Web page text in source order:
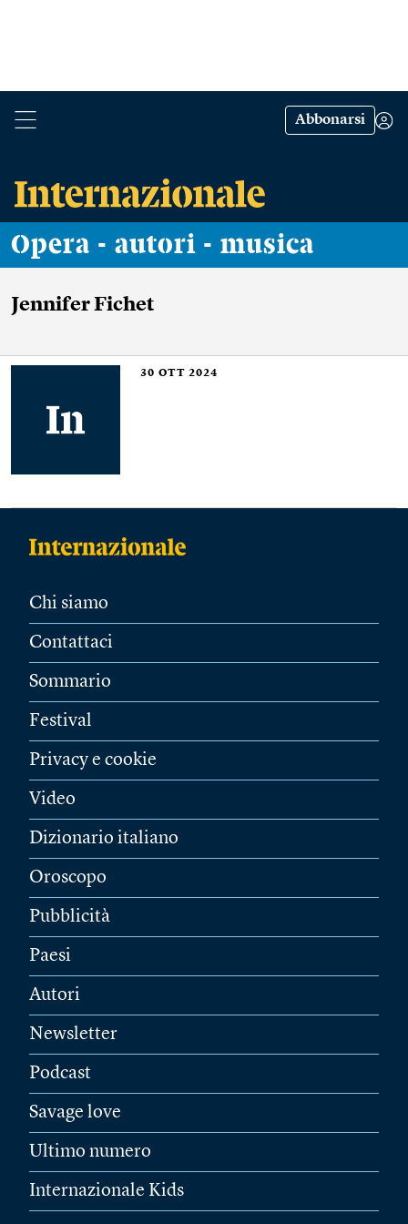
Abbonarsi
Opera - autori - musica
Jennifer Fichet
30 OTT 2024
Chi siamo
Contattaci
Sommario
Festival
Privacy e cookie
Video
Dizionario italiano
Oroscopo
Pubblicità
Paesi
Autori
Newsletter
Podcast
Savage love
Ultimo numero
Internazionale Kids